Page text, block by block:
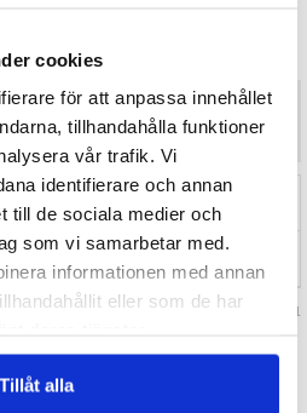
cookies
för att anpassa innehållet
tillhandahålla funktioner
vår trafik. Vi
identifierare och annan
till de sociala medier och
som vi samarbetar med.
informationen med annan
eller som de har
Tillåt alla
fästa på din dragkedja, 4st
OBS glöm ej välja modell.
Art. nr 125501
TOPPEN